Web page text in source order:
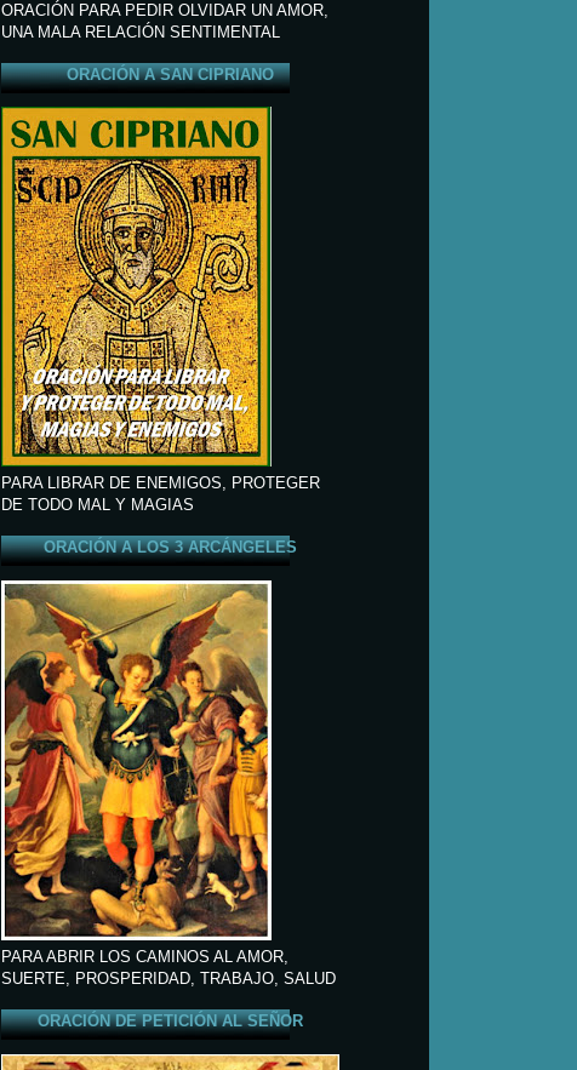
ORACIÓN PARA PEDIR OLVIDAR UN AMOR,
UNA MALA RELACIÓN SENTIMENTAL
ORACIÓN A SAN CIPRIANO
PARA LIBRAR DE ENEMIGOS, PROTEGER
DE TODO MAL Y MAGIAS
ORACIÓN A LOS 3 ARCÁNGELES
PARA ABRIR LOS CAMINOS AL AMOR,
SUERTE, PROSPERIDAD, TRABAJO, SALUD
ORACIÓN DE PETICIÓN AL SEÑOR